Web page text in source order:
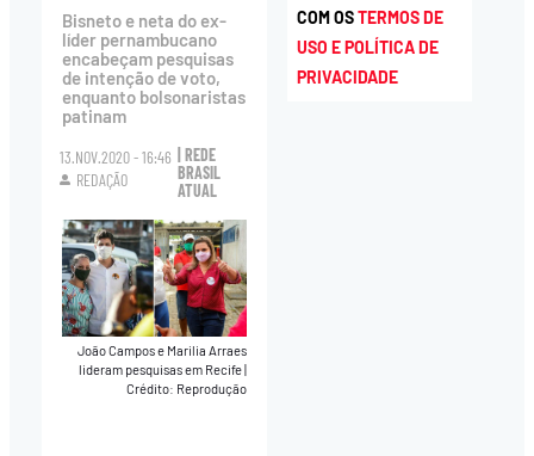
Bisneto e neta do ex-
líder pernambucano
encabeçam pesquisas
de intenção de voto,
enquanto bolsonaristas
patinam
13.NOV.2020 - 16:46
REDAÇÃO
| REDE
BRASIL
ATUAL
João Campos e Marilia Arraes
lideram pesquisas em Recife|
Crédito: Reprodução
COM OSTERMOS DE
USO E POLÍTICA DE
PRIVACIDADE